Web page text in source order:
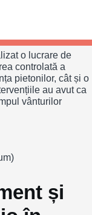
o lucrare de
controlată a
pietonilor, cât și o
au avut ca
vânturilor
și